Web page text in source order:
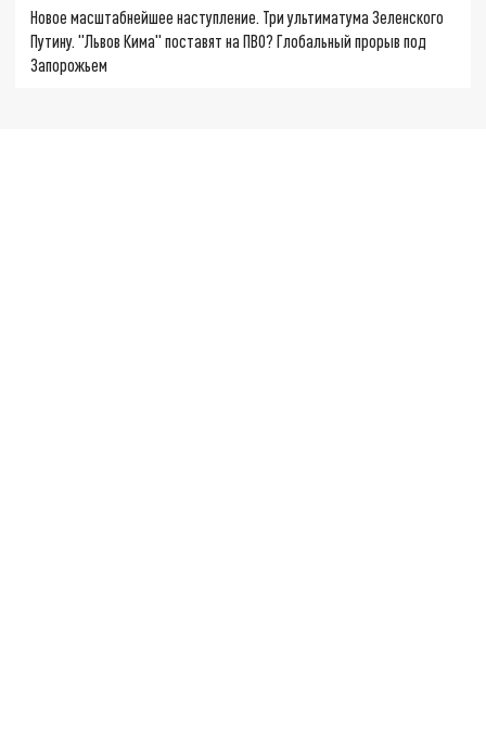
Новое масштабнейшее наступление. Три ультиматума Зеленского
Путину. "Львов Кима" поставят на ПВО? Глобальный прорыв под
Запорожьем